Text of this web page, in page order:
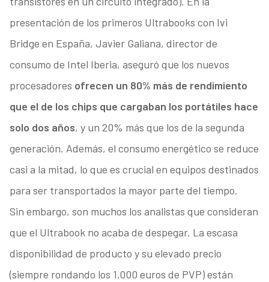
presentación de los primeros Ultrabooks con Ivi
Bridge en España, Javier Galiana, director de
consumo de Intel Iberia, aseguró que los nuevos
procesadores ofrecen un 80% más de rendimiento
que el de los chips que cargaban los portátiles hace
solo dos años, y un 20% más que los de la segunda
generación. Además, el consumo energético se reduce
casi a la mitad, lo que es crucial en equipos destinados
para ser transportados la mayor parte del tiempo.
Sin embargo, son muchos los analistas que consideran
que el Ultrabook no acaba de despegar. La escasa
disponibilidad de producto y su elevado precio
(siempre rondando los 1.000 euros de PVP) están